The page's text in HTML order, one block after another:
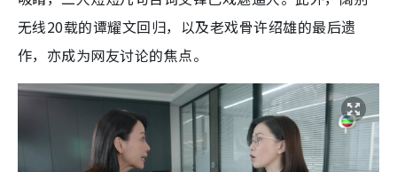
无线20载的谭耀文回归，以及老戏骨许绍雄的最后遗
作，亦成为网友讨论的焦点。